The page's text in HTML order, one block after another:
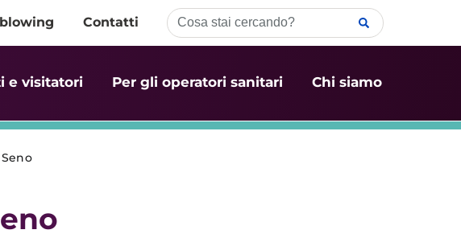
Contatti
e visitatori Per gli operatori sanitari Chi siamo